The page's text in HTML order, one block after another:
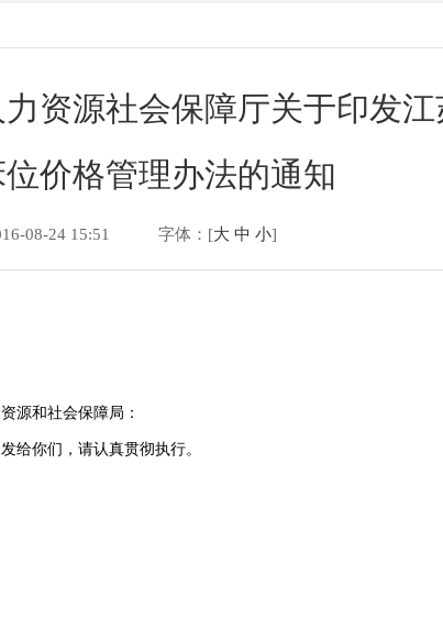
资源社会保障厅关于印发
价格管理办法的通知
08-24 15:51 字体：[大 中 小]
源和社会保障局：
你们，请认真贯彻执行。